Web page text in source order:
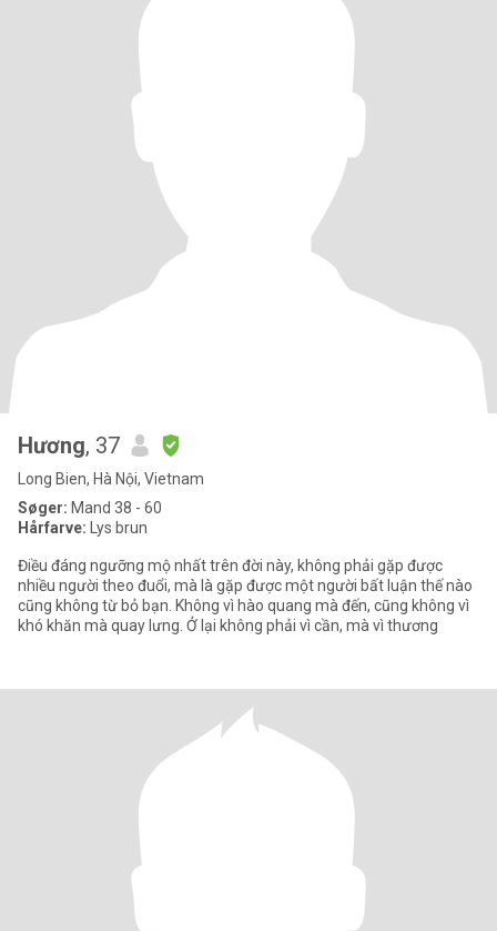
Hương, 37
Long Bien, Hà Nội, Vietnam
Søger: Mand 38 - 60
Hårfarve: Lys brun
Điều đáng ngưỡng mộ nhất trên đời này, không phải gặp được
nhiều người theo đuổi, mà là gặp được một người bất luận thế nào
cũng không từ bỏ bạn. Không vì hào quang mà đến, cũng không vì
khó khăn mà quay lưng. Ở lại không phải vì cần, mà vì thương